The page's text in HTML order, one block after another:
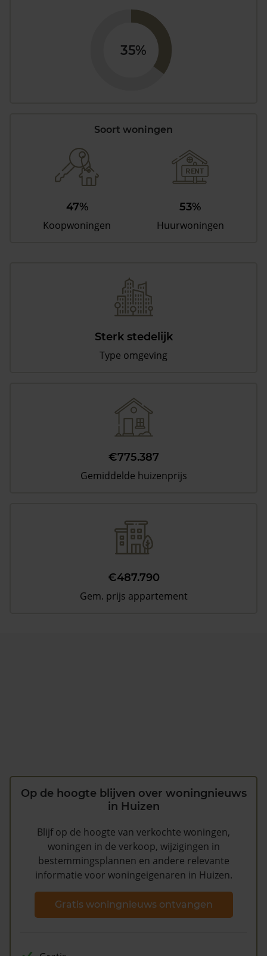
35%
Soort woningen
47%
Koopwoningen
53%
Huurwoningen
Sterk stedelijk
Type omgeving
€775.387
Gemiddelde huizenprijs
€487.790
Gem. prijs appartement
Op de hoogte blijven over woningnieuws
in Huizen
Blijf op de hoogte van verkochte woningen,
woningen in de verkoop, wijzigingen in
bestemmingsplannen en andere relevante
informatie voor woningeigenaren in Huizen.
Gratis woningnieuws ontvangen